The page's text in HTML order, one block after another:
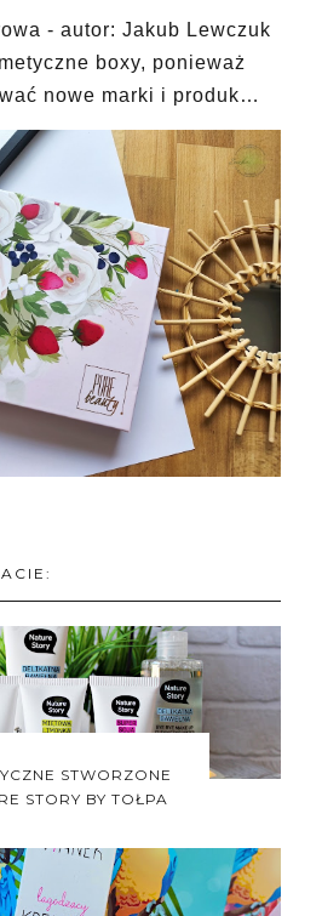
- autor: Jakub Lewczuk
boxy, ponieważ
nowe marki i produk…
STWORZONE
STORY BY TOŁPA